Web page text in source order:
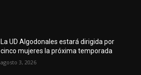
La UD Algodonales estará dirigida por
cinco mujeres la próxima temporada
agosto 3, 2026